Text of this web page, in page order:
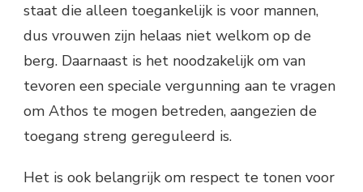
staat die alleen toegankelijk is voor mannen,
dus vrouwen zijn helaas niet welkom op de
berg. Daarnaast is het noodzakelijk om van
tevoren een speciale vergunning aan te vragen
om Athos te mogen betreden, aangezien de
toegang streng gereguleerd is.
Het is ook belangrijk om respect te tonen voor